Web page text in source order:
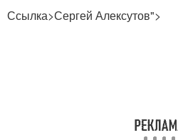
Ссылка>Сергей Алексутов">